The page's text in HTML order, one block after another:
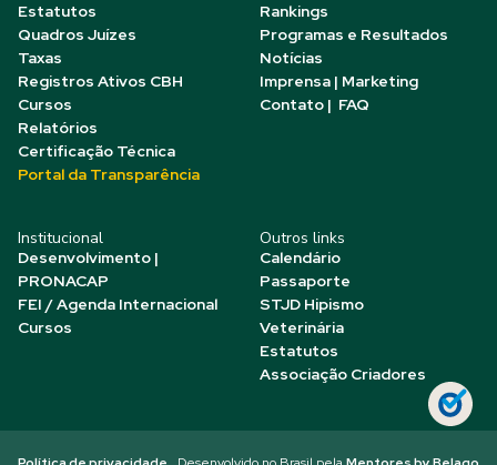
Estatutos
Quadros Juízes
Taxas
Registros Ativos CBH
Cursos
Relatórios
Certificação Técnica
Portal da Transparência
Rankings
Programas e Resultados
Notícias
Imprensa | Marketing
Contato | FAQ
Institucional
Desenvolvimento |
PRONACAP
FEI / Agenda Internacional
Cursos
Outros links
Calendário
Passaporte
STJD Hipismo
Veterinária
Estatutos
Associação Criadores